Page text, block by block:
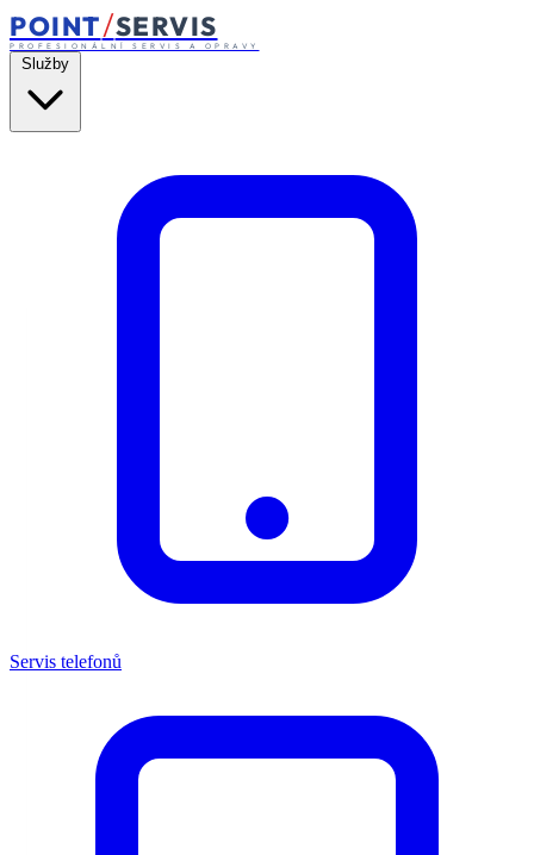
POINT/SERVIS
PROFESIONÁLNÍ SERVIS A OPRAVY
Služby
Servis telefonů